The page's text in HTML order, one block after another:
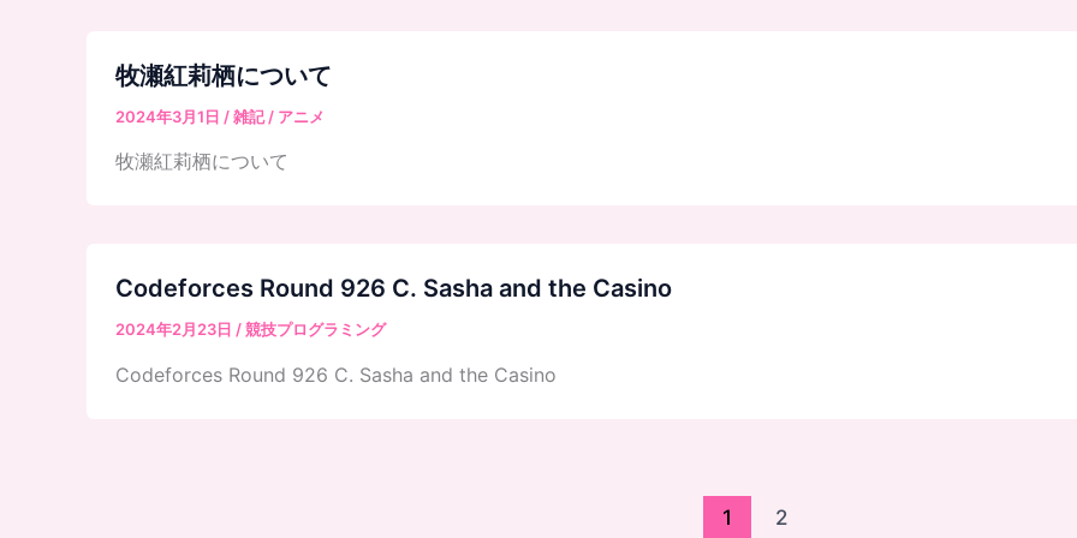
牧瀬紅莉栖について
2024年3月1日 /雑記/ アニメ
牧瀬紅莉栖について
Codeforces Round 926 C. Sasha and the Casino
2024年2月23日 /競技プログラミング
Codeforces Round 926 C. Sasha and the Casino
1 2